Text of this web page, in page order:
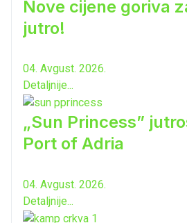
Nove cijene goriva
jutro!
04. Avgust. 2026.
Detaljnije...
„Sun Princess”
Port of Adria
04. Avgust. 2026.
Detaljnije...